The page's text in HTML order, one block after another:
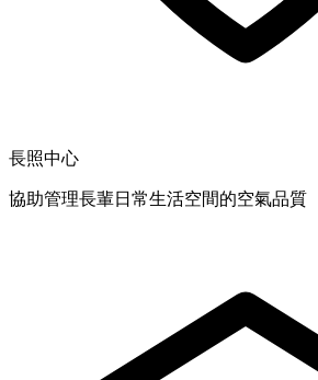
長照中心
協助管理長輩日常生活空間的空氣品質